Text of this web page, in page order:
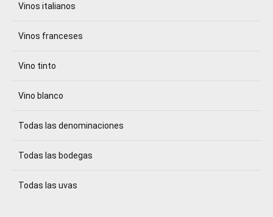
Vinos italianos
Vinos franceses
Vino tinto
Vino blanco
Todas las denominaciones
Todas las bodegas
Todas las uvas